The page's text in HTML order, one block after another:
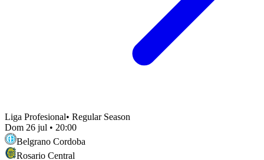
Liga Profesional• Regular Season
Dom 26 jul • 20:00
Belgrano Cordoba
Rosario Central